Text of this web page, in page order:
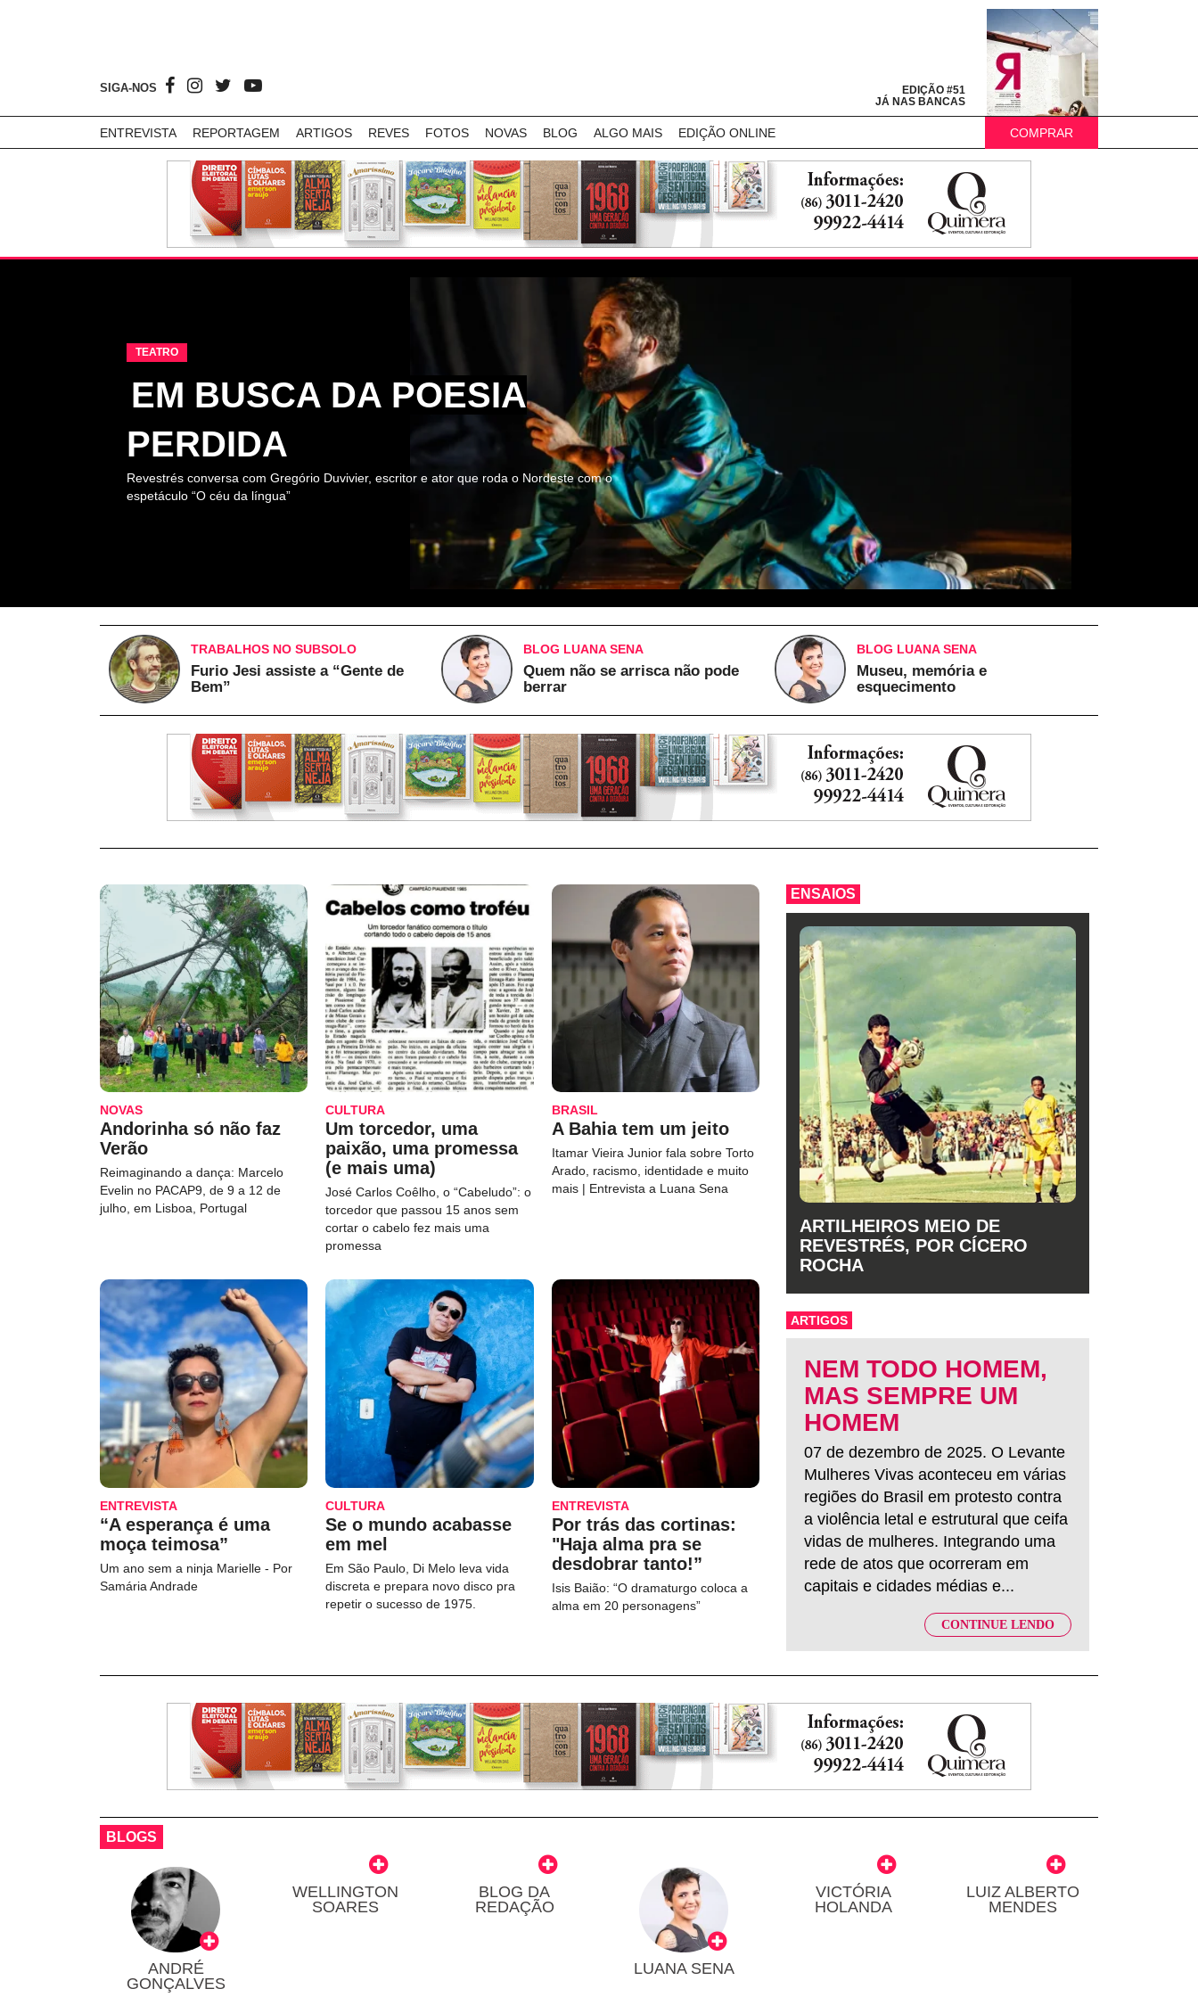
SIGA-NOS
EDIÇÃO #51
JÁ NAS BANCAS
ENTREVISTA REPORTAGEM ARTIGOS REVES FOTOS NOVAS BLOG ALGO MAIS EDIÇÃO ONLINE COMPRAR
TEATRO
EM BUSCA DA POESIA
PERDIDA
Revestrés conversa com Gregório Duvivier, escritor e ator que roda o Nordeste com o
espetáculo “O céu da língua”
TRABALHOS NO SUBSOLO
Furio Jesi assiste a “Gente de
Bem”
BLOG LUANA SENA
Quem não se arrisca não pode
berrar
BLOG LUANA SENA
Museu, memória e
esquecimento
NOVAS
Andorinha só não faz
Verão
Reimaginando a dança: Marcelo
Evelin no PACAP9, de 9 a 12 de
julho, em Lisboa, Portugal
CULTURA
Um torcedor, uma
paixão, uma promessa
(e mais uma)
José Carlos Coêlho, o “Cabeludo”: o
torcedor que passou 15 anos sem
cortar o cabelo fez mais uma
promessa
BRASIL
A Bahia tem um jeito
Itamar Vieira Junior fala sobre Torto
Arado, racismo, identidade e muito
mais | Entrevista a Luana Sena
ENTREVISTA
“A esperança é uma
moça teimosa”
Um ano sem a ninja Marielle - Por
Samária Andrade
CULTURA
Se o mundo acabasse
em mel
Em São Paulo, Di Melo leva vida
discreta e prepara novo disco pra
repetir o sucesso de 1975.
ENTREVISTA
Por trás das cortinas:
"Haja alma pra se
desdobrar tanto!”
Isis Baião: “O dramaturgo coloca a
alma em 20 personagens”
ENSAIOS
ARTILHEIROS MEIO DE
REVESTRÉS, POR CÍCERO
ROCHA
ARTIGOS
NEM TODO HOMEM,
MAS SEMPRE UM
HOMEM
07 de dezembro de 2025. O Levante
Mulheres Vivas aconteceu em várias
regiões do Brasil em protesto contra
a violência letal e estrutural que ceifa
vidas de mulheres. Integrando uma
rede de atos que ocorreram em
capitais e cidades médias e...
CONTINUE LENDO
BLOGS
ANDRÉ
GONÇALVES
WELLINGTON
SOARES
BLOG DA
REDAÇÃO
LUANA SENA
VICTÓRIA
HOLANDA
LUIZ ALBERTO
MENDES